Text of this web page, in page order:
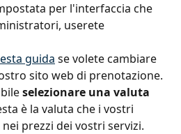
per l'interfaccia che
userete
guida se volete cambiare
sito web di prenotazione.
selezionare una valuta
è la valuta che i vostri
prezzi dei vostri servizi.